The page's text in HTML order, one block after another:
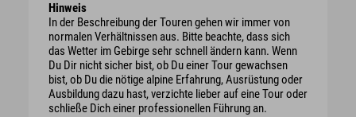
Hinweis
In der Beschreibung der Touren gehen wir immer von
normalen Verhältnissen aus. Bitte beachte, dass sich
das Wetter im Gebirge sehr schnell ändern kann. Wenn
Du Dir nicht sicher bist, ob Du einer Tour gewachsen
bist, ob Du die nötige alpine Erfahrung, Ausrüstung oder
Ausbildung dazu hast, verzichte lieber auf eine Tour oder
schließe Dich einer professionellen Führung an.